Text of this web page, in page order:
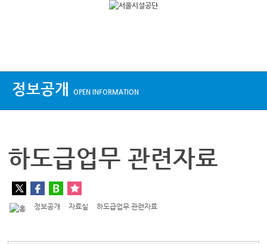
정보공개 OPEN INFORMATION
하도급업무 관련자료
정보공개 자료실 하도급업무 관련자료